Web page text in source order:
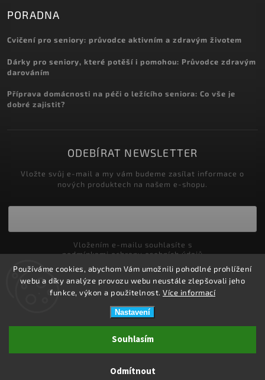
Používáme cookies, abychom Vám umožnili pohodlné prohlížení
webu a díky analýze provozu webu neustále zlepšovali jeho
funkce, výkon a použitelnost. Více informací
Nastavení
Odmítnout
Souhlasím
PORADNA
Cvičení pro seniory: průvodce aktivním a zdravým životem
Dárky pro seniory, které potěší i pomohou: Průvodce zdravým
darováním
Příprava domácnosti na péči o ležícího seniora: Co vše je
dobré zajistit?
ODEBÍRAT NEWSLETTER
Vložte svůj e-mail a my vám budeme zasílat informace o
nových produktech na našem e-shopu.
podmínkami ochrany osobních údajů
Přihlásit se
ZDRAVOTNÍ POTŘEBY DRDLOVÁ
Upravit nastavení cookies